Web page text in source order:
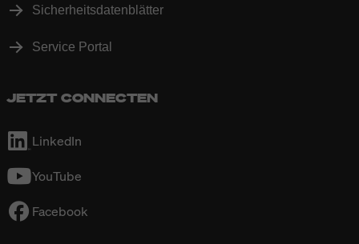
Sicherheitsdatenblätter
Service Portal
JETZT CONNECTEN
LinkedIn
YouTube
Facebook